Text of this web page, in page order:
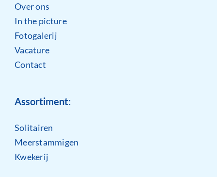
Over ons
In the picture
Fotogalerij
Vacature
Contact
Assortiment:
Solitairen
Meerstammigen
Kwekerij